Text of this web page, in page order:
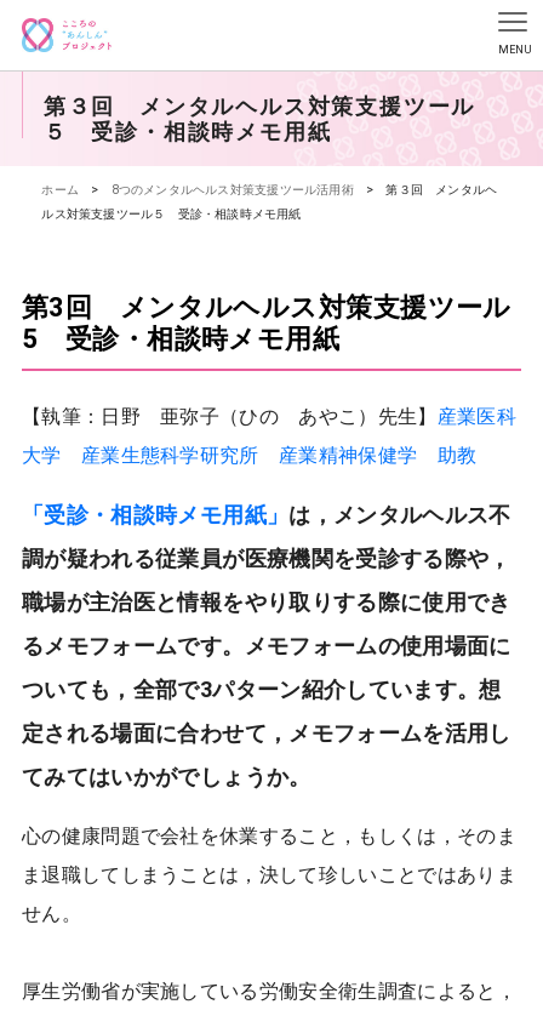
第３回 メンタルヘルス対策支援ツール
５ 受診・相談時メモ用紙
ホーム > 8つのメンタルヘルス対策支援ツール活用術 >
第３回 メンタルヘ
ルス対策支援ツール５ 受診・相談時メモ用紙
第3回 メンタルヘルス対策支援ツール
5 受診・相談時メモ用紙
【執筆：日野 亜弥子（ひの あやこ）先生】 産業医科
大学 産業生態科学研究所 産業精神保健学 助教
「受診・相談時メモ用紙」 は，メンタルヘルス不
調が疑われる従業員が医療機関を受診する際や，
職場が主治医と情報をやり取りする際に使用でき
るメモフォームです。メモフォームの使用場面に
ついても，全部で3パターン紹介しています。想
定される場面に合わせて，メモフォームを活用し
てみてはいかがでしょうか。
心の健康問題で会社を休業すること，もしくは，そのま
ま退職してしまうことは，決して珍しいことではありま
せん。
厚生労働省が実施している労働安全衛生調査によると，